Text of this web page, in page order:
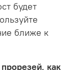
будет
ближе к
как